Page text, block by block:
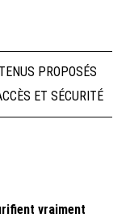
PROPOSÉS
ET SÉCURITÉ
vraiment